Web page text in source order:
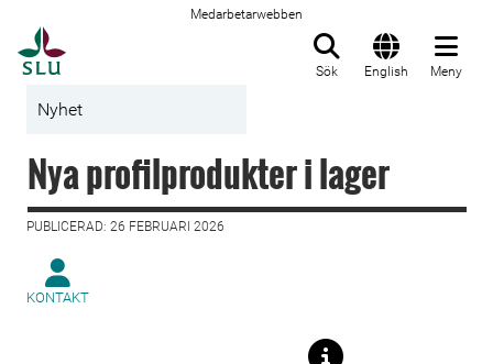
Medarbetarwebben
Sök English Meny
Nyhet
Nya profilprodukter i lager
PUBLICERAD: 26 FEBRUARI 2026
KONTAKT